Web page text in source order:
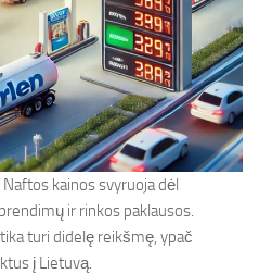
Naftos kainos svyruoja dėl
ir rinkos paklausos.
turi didelę reikšmę, ypač
į Lietuvą.